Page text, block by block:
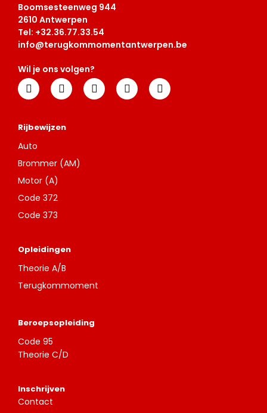
Boomsesteenweg 944
2610 Antwerpen
Tel: +32.36.77.33.54
info@terugkommomentantwerpen.be
Wil je ons volgen?
Rijbewijzen
Auto
Brommer (AM)
Motor (A)
Code 372
Code 373
Opleidingen
Theorie A/B
Terugkommoment
Beroepsopleiding
Code 95
Theorie C/D
Inschrijven
Contact